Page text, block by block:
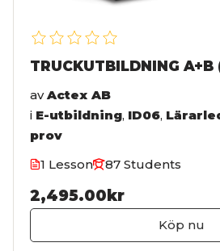
TRUCKUTBILDNING A+B
av Actex AB
i E-utbildning, ID06,
prov
1 Lesson
87 Students
2,495.00kr
Köp nu